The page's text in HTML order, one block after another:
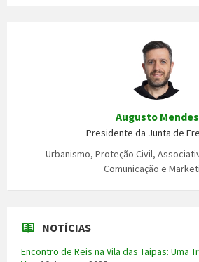
Augusto Mendes
Presidente da Junta de
Urbanismo, Proteção Civil,
Comunicação e
NOTÍCIAS
Encontro de Reis na Vila das Taipas: Uma